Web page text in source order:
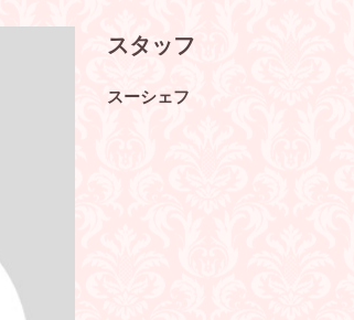
スタッフ
スーシェフ